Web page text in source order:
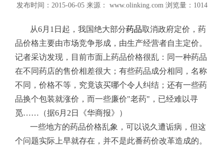
发布时间：2015-06-05 来源： www.olinking.com 浏览量：1014
从6月1日起，我国绝大部分药品取消政府定价，药
品价格主要由市场竞争形成，由生产经营者自主定价。
记者采访发现，目前市面上药品价格很乱：同一种药品
在不同药店的售价相差很大；有些药品成分相同，名称
不同，价格不等，究竟该买哪个令人纠结；还有一些药
品换个包装就涨价，而一些廉价"老药"，已经难以寻
觅……（据6月2日《华商报》）
一些地方的药品价格乱象，可以说久遭诟病，但这
个问题实际上早就存在，并不是此番药价改革造成的。